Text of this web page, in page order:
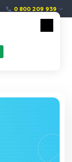
0 800 209 939